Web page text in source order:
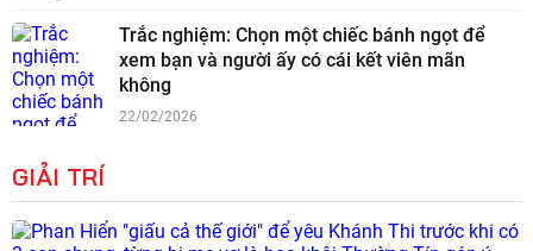
Trắc nghiệm: Chọn một chiếc bánh ngọt để
xem bạn và người ấy có cái kết viên mãn
không
22/02/2026
GIẢI TRÍ